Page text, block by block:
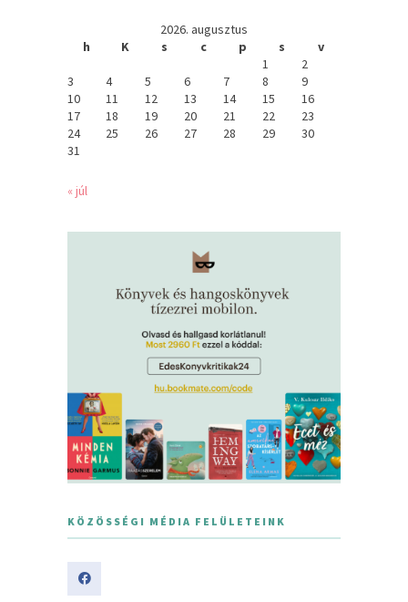
2026. augusztus
h
K s c p s
v
1
2
3
4 5 6 7 8
9
10
11 12 13 14 15
16
17
18 19 20 21 22
23
24
25 26 27 28 29
30
31
« júl
KÖZÖSSÉGI MÉDIA FELÜLETEINK